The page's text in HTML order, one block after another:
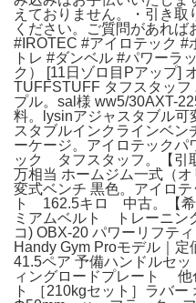
えておりません。・引き取
ください。ご質問があれば
#IROTEC #アイロテック #
トレ #ダンベル #パワーラ
ク） [11日ゾロ目Pアップ]
TUFFSTUFF タフスタッフ
プル。sal様 ww5/30AXT-
料。lysinアジャスタブル可
スタブルインクラインベン
ーケージ。アイロテック
ック タフスタッフ。【引
万相当 ホームジム一式（
変式ベンチ 黒色。アイロ
ト 162.5キロ 中古。【
ミアムベルト トレーニン
コ) OBX-20 パワーリフテ
Handy Gym Proモデル｜
41.5ペア 予備ハンドルセ
ィングロードプレート 他
ト ［210kgセット］ラバー